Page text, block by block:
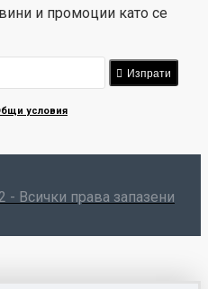
и промоции като се
Изпрати
условия
- Всички права запазени